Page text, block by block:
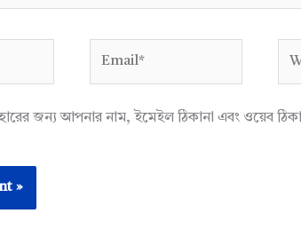
জন্য আপনার নাম, ইমেইল ঠিকানা এবং ওয়েব